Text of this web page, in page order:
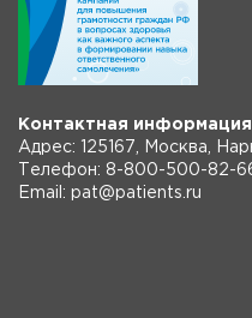
Контактная информация
Адрес: 125167, Москва,
Телефон: 8-800-500-82-
Email: pat@patients.ru